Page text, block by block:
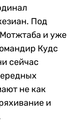
Под
и уже
Кудс
сейчас
не как
и